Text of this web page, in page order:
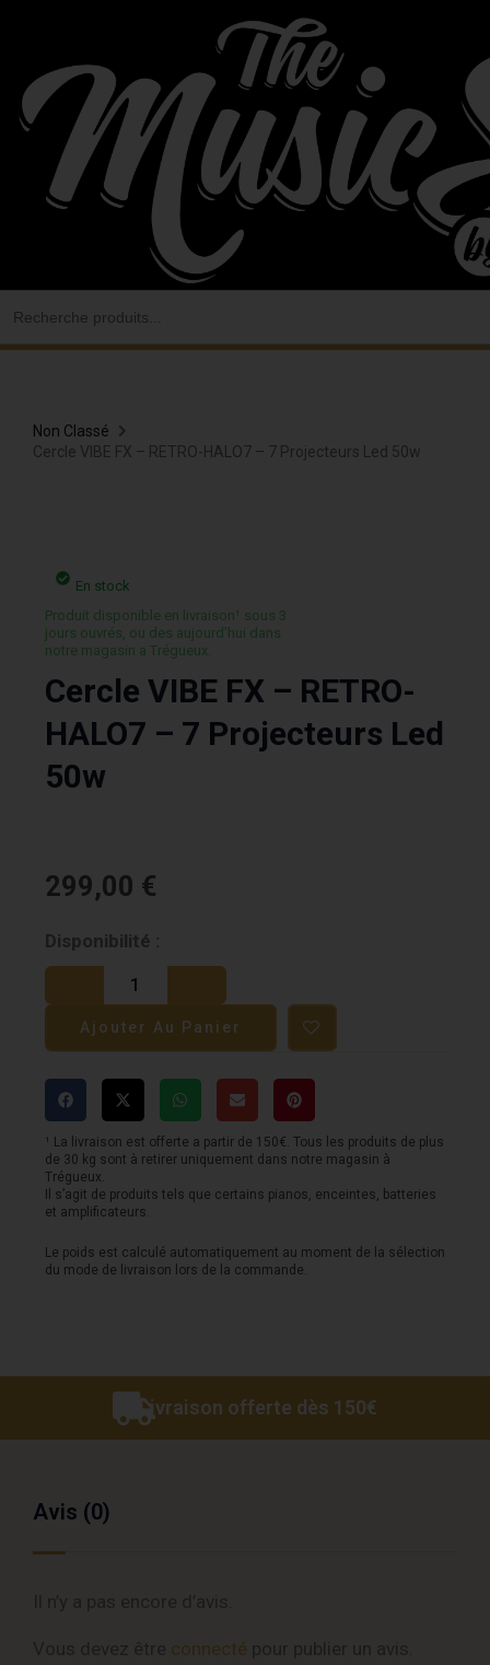
contenu
Non Classé
Cercle VIBE FX – RETRO-HALO7 – 7 Projecteurs Led 50w
En stock
Produit disponible en livraison¹ sous 3
jours ouvrés, ou des aujourd’hui dans
notre magasin a Trégueux.
Cercle VIBE FX – RETRO-
HALO7 – 7 Projecteurs Led
50w
299,00 €
Disponibilité :
quantité
de
Cercle
VIBE
RETRO-
HALO7
-
Projecteurs
Ajouter Au Panier
¹ La livraison est offerte a partir de 150€. Tous les produits de plus
de 30 kg sont à retirer uniquement dans notre magasin à
Trégueux.
Il s’agit de produits tels que certains pianos, enceintes, batteries
et amplificateurs.
Le poids est calculé automatiquement au moment de la sélection
du mode de livraison lors de la commande.
Livraison offerte dès 150€
Avis (0)
connecté